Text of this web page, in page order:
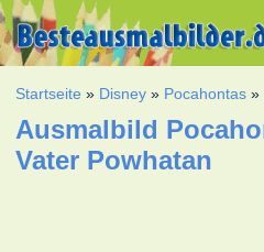
Startseite » Disney » Pocahontas »
Ausmalbild
Vater Powhatan